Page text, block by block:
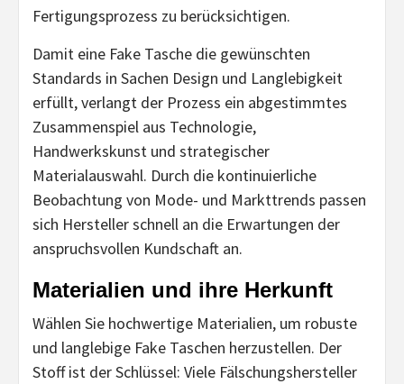
Fertigungsprozess zu berücksichtigen.
Damit eine Fake Tasche die gewünschten
Standards in Sachen Design und Langlebigkeit
erfüllt, verlangt der Prozess ein abgestimmtes
Zusammenspiel aus Technologie,
Handwerkskunst und strategischer
Materialauswahl. Durch die kontinuierliche
Beobachtung von Mode- und Markttrends passen
sich Hersteller schnell an die Erwartungen der
anspruchsvollen Kundschaft an.
Materialien und ihre Herkunft
Wählen Sie hochwertige Materialien, um robuste
und langlebige Fake Taschen herzustellen. Der
Stoff ist der Schlüssel: Viele Fälschungshersteller